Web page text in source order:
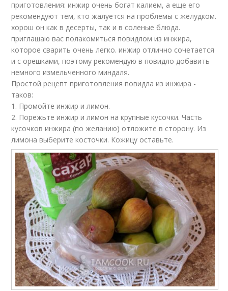
приготовления: инжир очень богат калием, а еще его
рекомендуют тем, кто жалуется на проблемы с желудком.
хорош он как в десерты, так и в соленые блюда.
приглашаю вас полакомиться повидлом из инжира,
которое сварить очень легко. инжир отлично сочетается
и с орешками, поэтому рекомендую в повидло добавить
немного измельченного миндаля.
Простой рецепт приготовления повидла из инжира -
таков:
1. Промойте инжир и лимон.
2. Порежьте инжир и лимон на крупные кусочки. Часть
кусочков инжира (по желанию) отложите в сторону. Из
лимона выберите косточки. Кожицу оставьте.